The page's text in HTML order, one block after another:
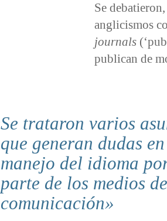
Se
anglicismos
journals
publican de
Se trataron varios
que generan dudas
manejo del idioma
parte de los medios de
comunicación